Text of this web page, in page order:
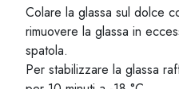
Colare la glassa sul dolce
rimuovere la glassa in
spatola.
Per stabilizzare la glassa